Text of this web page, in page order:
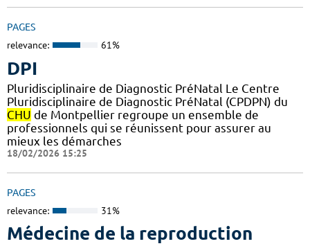
PAGES
relevance: 61%
DPI
Pluridisciplinaire de Diagnostic PréNatal Le Centre
Pluridisciplinaire de Diagnostic PréNatal (CPDPN) du
CHU de Montpellier regroupe un ensemble de
professionnels qui se réunissent pour assurer au
mieux les démarches
18/02/2026 15:25
PAGES
relevance: 31%
Médecine de la reproduction